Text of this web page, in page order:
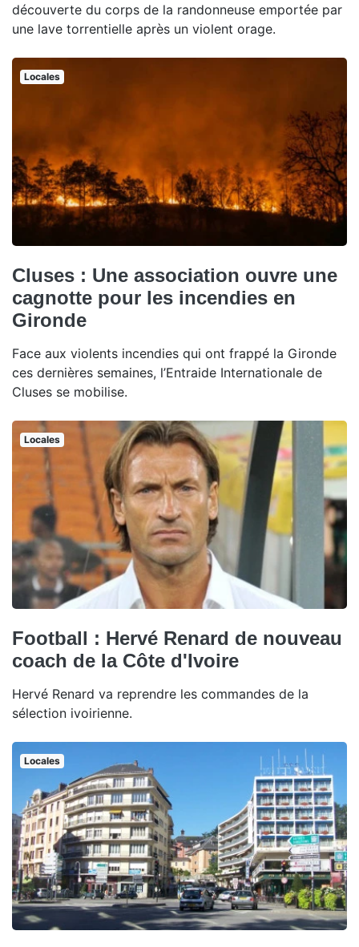
découverte du corps de la randonneuse emportée par
une lave torrentielle après un violent orage.
Locales
Cluses : Une association ouvre une
cagnotte pour les incendies en
Gironde
Face aux violents incendies qui ont frappé la Gironde
ces dernières semaines, l’Entraide Internationale de
Cluses se mobilise.
Locales
Football : Hervé Renard de nouveau
coach de la Côte d'Ivoire
Hervé Renard va reprendre les commandes de la
sélection ivoirienne.
Locales